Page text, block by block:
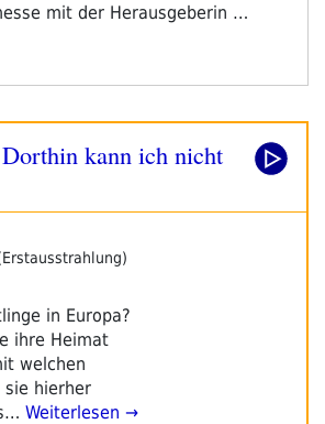
mit der Herausgeberin …
kann ich nicht
in Europa?
ihre Heimat
welchen
sie hierher
Weiterlesen →